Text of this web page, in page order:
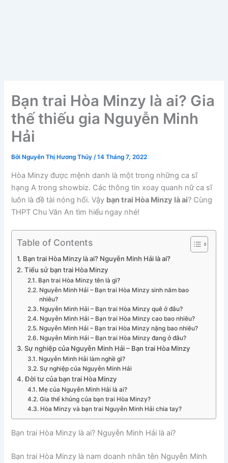
Bạn trai Hòa Minzy là ai? Gia
thế thiếu gia Nguyễn Minh
Hải
Bởi Nguyễn Thị Hương Thủy/14 Tháng 7, 2022
Hòa Minzy được mệnh danh là một trong những ca sĩ
hạng A trong showbiz. Các thông tin xoay quanh nữ ca sĩ
luôn là đề tài nóng hổi. Vậy bạn trai Hòa Minzy là ai? Cùng
THPT Chu Văn An tìm hiểu ngay nhé!
Table of Contents
Bạn trai Hòa Minzy là ai? Nguyễn Minh Hải là ai?
Tiểu sử bạn trai Hòa Minzy
Bạn trai Hòa Minzy tên là gì?
Nguyễn Minh Hải – Bạn trai Hòa Minzy sinh năm bao
nhiêu?
Nguyễn Minh Hải – Bạn trai Hòa Minzy quê ở đâu?
Nguyễn Minh Hải – Bạn trai Hòa Minzy cao bao nhiêu?
Nguyễn Minh Hải – Bạn trai Hòa Minzy nặng bao nhiêu?
Nguyễn Minh Hải – Bạn trai Hòa Minzy đang ở đâu?
Sự nghiệp của Nguyễn Minh Hải – Bạn trai Hòa Minzy
Nguyễn Minh Hải làm nghề gì?
Sự nghiệp của Nguyễn Minh Hải
Đời tư của bạn trai Hòa Minzy
Mẹ của Nguyễn Minh Hải là ai?
Gia thế khủng của bạn trai Hòa Minzy?
Hòa Minzy và bạn trai Nguyễn Minh Hải chia tay?
Bạn trai Hòa Minzy là ai? Nguyễn Minh Hải là ai?
Bạn trai Hòa Minzy là nam doanh nhân tên Nguyễn Minh